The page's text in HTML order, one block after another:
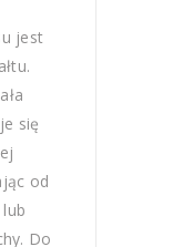
jest
się
od
Do